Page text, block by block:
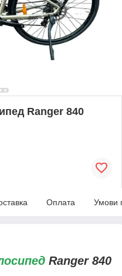
Ranger 840
Оплата Умови
Ranger 840